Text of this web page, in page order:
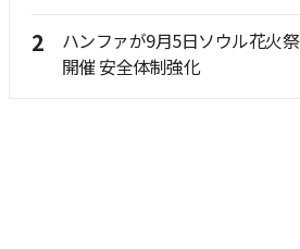
2
ハンファが9月5日ソウル花火祭
開催 安全体制強化